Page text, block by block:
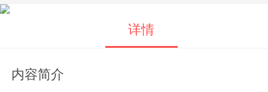
详情
内容简介